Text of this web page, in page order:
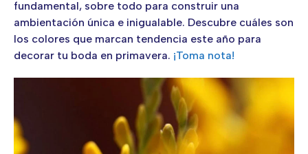
fundamental, sobre todo para construir una
ambientación única e inigualable. Descubre cuáles son
los colores que marcan tendencia este año para
decorar tu boda en primavera. ¡Toma nota!